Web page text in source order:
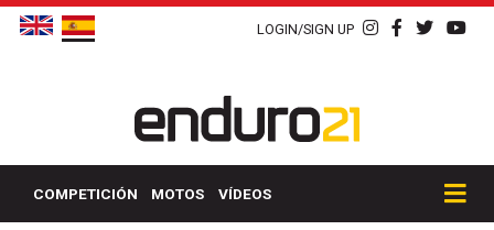
LOGIN/SIGN UP
COMPETICIÓN MOTOS VÍDEOS